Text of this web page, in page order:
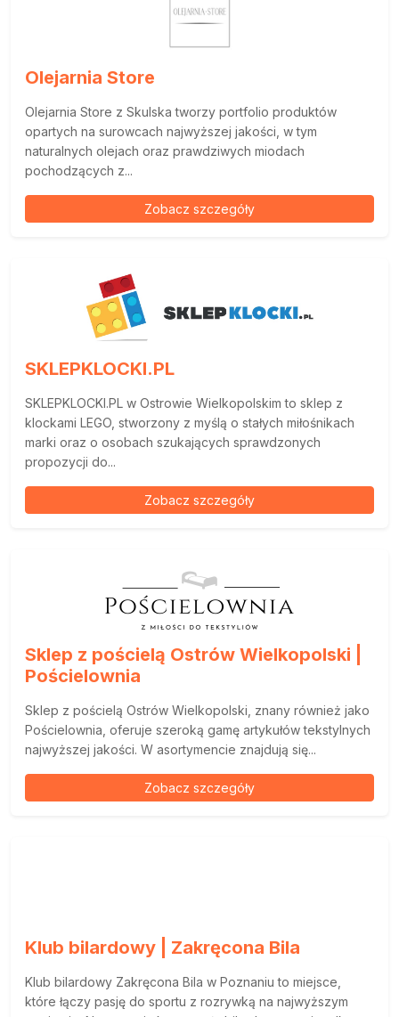
Olejarnia Store
Olejarnia Store z Skulska tworzy portfolio produktów
opartych na surowcach najwyższej jakości, w tym
naturalnych olejach oraz prawdziwych miodach
pochodzących z...
Zobacz szczegóły
SKLEPKLOCKI.PL
SKLEPKLOCKI.PL w Ostrowie Wielkopolskim to sklep z
klockami LEGO, stworzony z myślą o stałych miłośnikach
marki oraz o osobach szukających sprawdzonych
propozycji do...
Zobacz szczegóły
Sklep z pościelą Ostrów Wielkopolski |
Pościelownia
Sklep z pościelą Ostrów Wielkopolski, znany również jako
Pościelownia, oferuje szeroką gamę artykułów tekstylnych
najwyższej jakości. W asortymencie znajdują się...
Zobacz szczegóły
Klub bilardowy | Zakręcona Bila
Klub bilardowy Zakręcona Bila w Poznaniu to miejsce,
które łączy pasję do sportu z rozrywką na najwyższym